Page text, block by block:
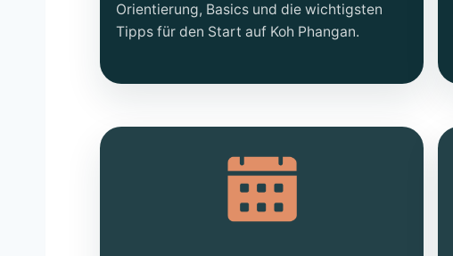
Orientierung, Basics und die wichtigsten
Tipps für den Start auf Koh Phangan.